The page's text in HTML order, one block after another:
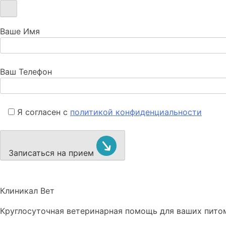
Ваше Имя
Ваш Телефон
Я согласен с политикой конфиденциальности
Записаться на прием
Клиникал Вет
Круглосуточная ветеринарная помощь для ваших